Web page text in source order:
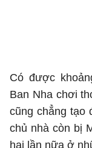
Có được
Ban Nha chơi
cũng chẳng tạo
chủ nhà còn bị
hai lần nữa ở